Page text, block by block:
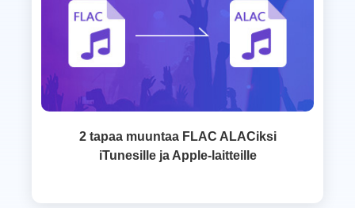
2 tapaa muuntaa FLAC ALACiksi
iTunesille ja Apple-laitteille